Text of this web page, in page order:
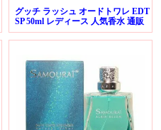
グッチ ラッシュ オードトワレ EDT
SP 50ml レディース 人気香水 通販